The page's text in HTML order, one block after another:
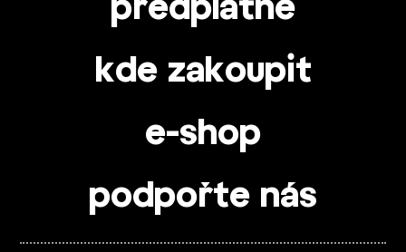
předplatné
kde zakoupit
e-shop
podpořte nás